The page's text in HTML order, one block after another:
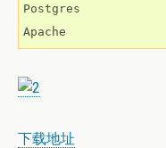
Postgres
Apache
下载地址